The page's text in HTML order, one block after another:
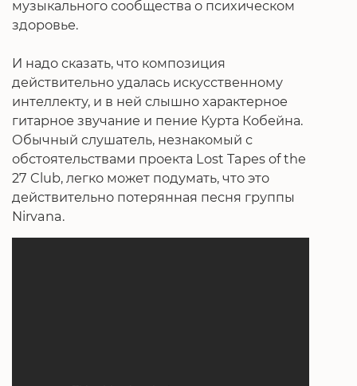
музыкального сообщества о психическом
здоровье.
И надо сказать, что композиция
действительно удалась искусственному
интеллекту, и в ней слышно характерное
гитарное звучание и пение Курта Кобейна.
Обычный слушатель, незнакомый с
обстоятельствами проекта Lost Tapes of the
27 Club, легко может подумать, что это
действительно потерянная песня группы
Nirvana.